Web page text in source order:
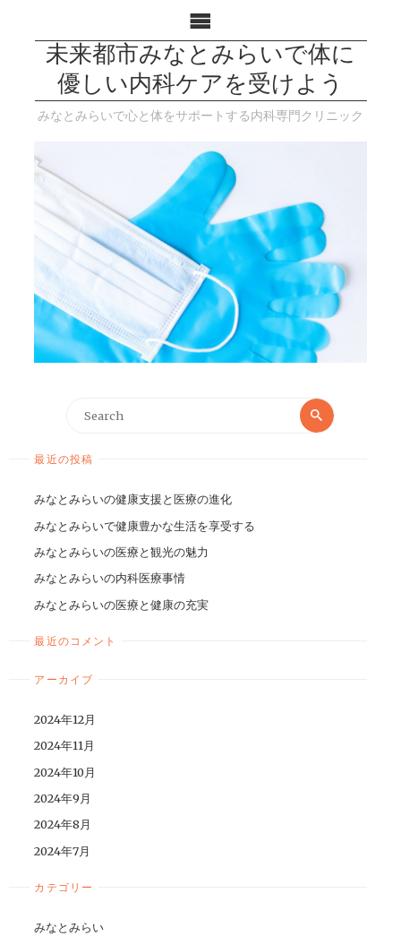
未来都市みなとみらいで体に
優しい内科ケアを受けよう
みなとみらいで心と体をサポートする内科専門クリニック
最近の投稿
みなとみらいの健康支援と医療の進化
みなとみらいで健康豊かな生活を享受する
みなとみらいの医療と観光の魅力
みなとみらいの内科医療事情
みなとみらいの医療と健康の充実
最近のコメント
アーカイブ
2024年12月
2024年11月
2024年10月
2024年9月
2024年8月
2024年7月
カテゴリー
みなとみらい